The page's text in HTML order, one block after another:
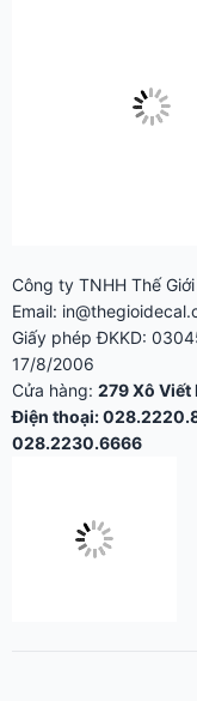
Công ty TNHH Thế
Email:
Giấy phép ĐKKD:
17/8/2006
Cửa hàng: 279 Xô Viết
Điện thoại:
028.2230.6666